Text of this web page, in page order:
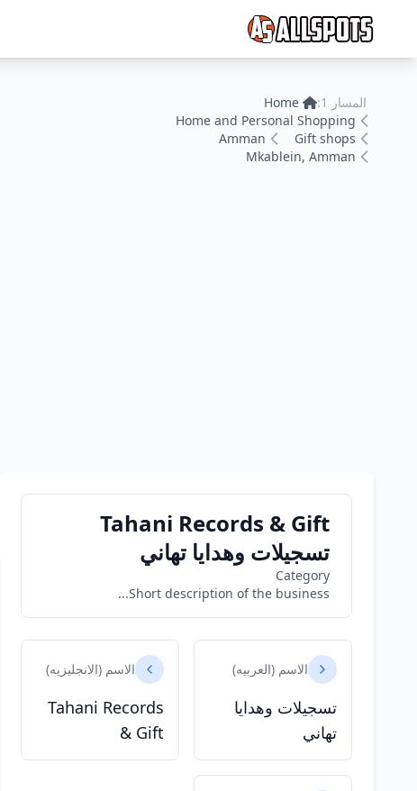
المسار 1:
Home
Home and Personal Shopping
Gift shops
Amman
Mkablein, Amman
Tahani Records & Gift
تسجيلات وهدايا تهاني
Category
Short description of the business...
الاسم (العربيه)
تسجيلات وهدايا
تهاني
الاسم (الانجليزيه)
Tahani Records
& Gift